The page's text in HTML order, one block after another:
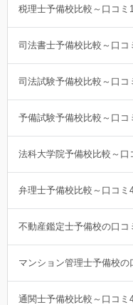
税理士予備校比較～口コミ
司法書士予備校比較～口コ
司法試験予備校比較～口コ
予備試験予備校比較～口コ
法科大学院予備校比較～口
弁理士予備校比較～口コミ
不動産鑑定士予備校の口コ
マンション管理士予備校の
通関士予備校比較～口コミ